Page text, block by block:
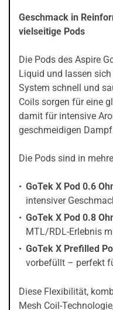
Geschmack in
vielseitige Pods
Die Pods des Aspire
Liquid und lassen
System schnell und
Coils sorgen für eine
damit für intensive
geschmeidigen
Die Pods sind in
GoTek X Pod 0.6
intensiver
GoTek X Pod 0.8
MTL/RDL-Erlebnis
GoTek X Prefilled
vorbefüllt – perfekt
Diese Flexibilität,
Mesh Coil-